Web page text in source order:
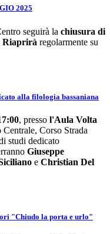
2025
seguirà la chiusura di
Riaprirà regolarmente su
alla filologia bassaniana
, presso l'Aula Volta
Centrale, Corso Strada
studi dedicato
Giuseppe
e Christian Del
"Chiudo la porta e urlo"